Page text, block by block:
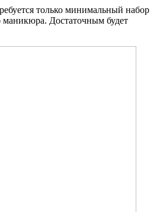
только минимальный набор
маникюра. Достаточным будет